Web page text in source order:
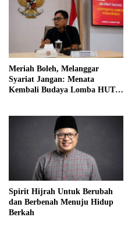
Meriah Boleh, Melanggar
Syariat Jangan: Menata
Kembali Budaya Lomba HUT
Spirit Hijrah Untuk Berubah
dan Berbenah Menuju Hidup
Berkah